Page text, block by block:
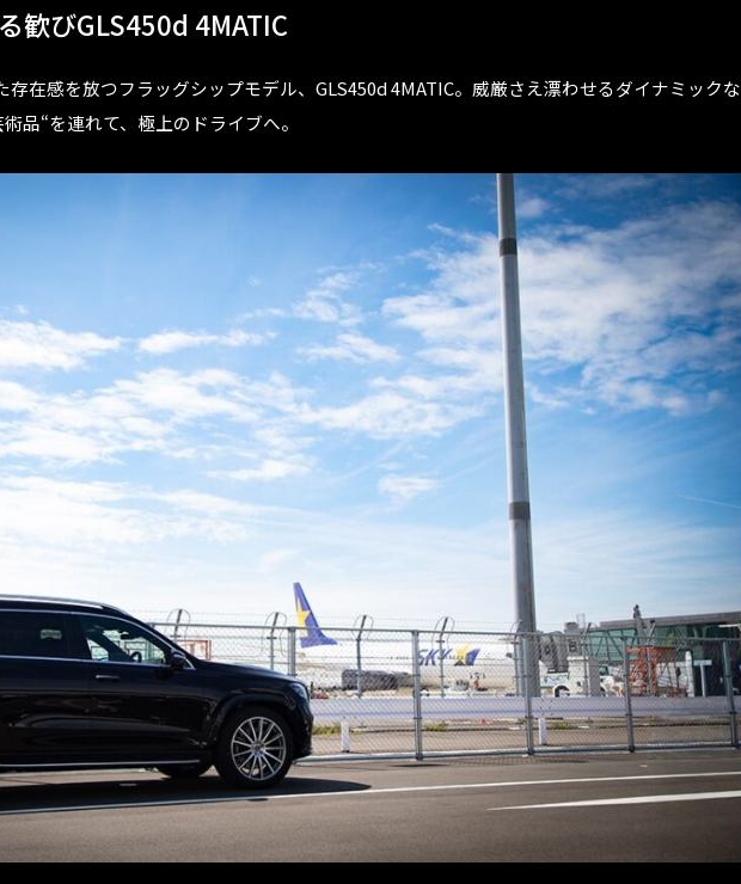
歓びGLS450d 4MATIC
存在感を放つフラッグシップモデル、GLS450d 4MATIC。威厳さえ漂わせるダイナミックな
品“を連れて、極上のドライブへ。